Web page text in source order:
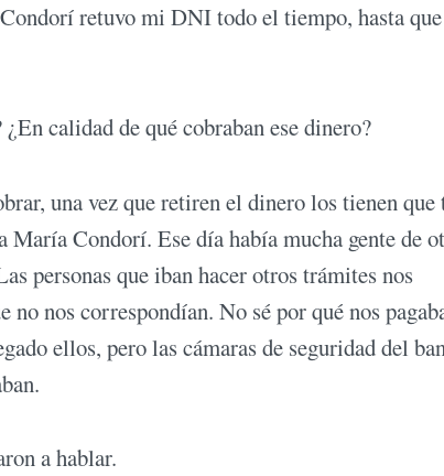
retuvo mi DNI todo el tiempo, hasta
calidad de qué cobraban ese dinero?
una vez que retiren el dinero los tienen que
María Condorí. Ese día había mucha gente de
personas que iban hacer otros trámites nos
nos correspondían. No sé por qué nos
ellos, pero las cámaras de seguridad del
a hablar.